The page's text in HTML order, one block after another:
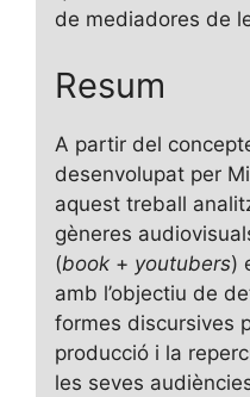
de mediadores de
Resum
A partir del
desenvolupat per
aquest treball
gèneres
(book+ youtubers)
amb l’objectiu de
formes discursives
producció i la
les seves